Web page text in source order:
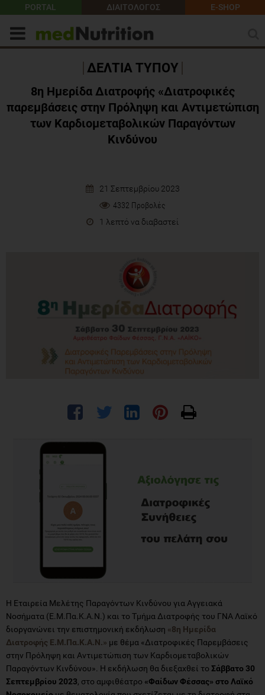
PORTAL ΔΙΑΙΤΟΛΟΓΟΣ E-SHOP
ΔΕΛΤΙΑ ΤΥΠΟΥ
8η Ημερίδα Διατροφής «Διατροφικές
παρεμβάσεις στην Πρόληψη και Αντιμετώπιση
των Καρδιομεταβολικών Παραγόντων
Κινδύνου
21 Σεπτεμβρίου 2023
4332 Προβολές
1 λεπτό να διαβαστεί
Η Εταιρεία Μελέτης Παραγόντων Κινδύνου για Αγγειακά
Νοσήματα (Ε.Μ.Πα.Κ.Α.Ν.) και το Τμήμα Διατροφής του ΓΝΑ Λαϊκό
διοργανώνει την επιστημονική εκδήλωση «8η Ημερίδα
Διατροφής Ε.Μ.Πα.Κ.Α.Ν.» με θέμα «Διατροφικές Παρεμβάσεις
στην Πρόληψη και Αντιμετώπιση των Καρδιομεταβολικών
Παραγόντων Κινδύνου». Η εκδήλωση θα διεξαχθεί το Σάββατο 30
Σεπτεμβρίου 2023, στο αμφιθέατρο «Φαίδων Φέσσας» στο Λαϊκό